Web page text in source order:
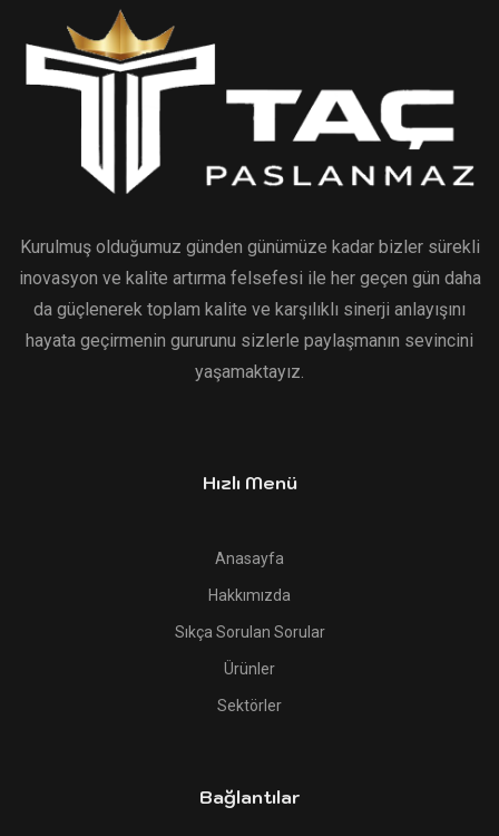
Kurulmuş olduğumuz günden günümüze kadar bizler sürekli
inovasyon ve kalite artırma felsefesi ile her geçen gün daha
da güçlenerek toplam kalite ve karşılıklı sinerji anlayışını
hayata geçirmenin gururunu sizlerle paylaşmanın sevincini
yaşamaktayız.
Hızlı Menü
Anasayfa
Hakkımızda
Sıkça Sorulan Sorular
Ürünler
Sektörler
Bağlantılar